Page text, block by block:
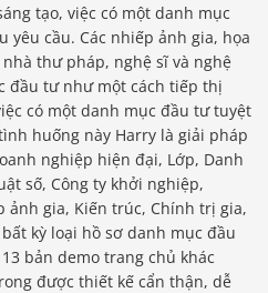
tạo, việc có một danh mục
cầu. Các nhiếp ảnh gia, họa
thư pháp, nghệ sĩ và nghệ
đầu tư như một cách tiếp thị
có một danh mục đầu tư tuyệt
huống này Harry là giải pháp
nghiệp hiện đại, Lớp, Danh
số, Công ty khởi nghiệp,
ảnh gia, Kiến trúc, Chính trị gia,
kỳ loại hồ sơ danh mục đầu
bản demo trang chủ khác
được thiết kế cẩn thận, dễ